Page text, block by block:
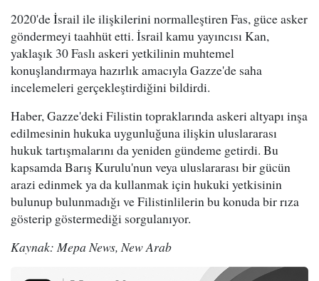
2020'de İsrail ile ilişkilerini normalleştiren Fas, güce asker
göndermeyi taahhüt etti. İsrail kamu yayıncısı Kan,
yaklaşık 30 Faslı askeri yetkilinin muhtemel
konuşlandırmaya hazırlık amacıyla Gazze'de saha
incelemeleri gerçekleştirdiğini bildirdi.
Haber, Gazze'deki Filistin topraklarında askeri altyapı inşa
edilmesinin hukuka uygunluğuna ilişkin uluslararası
hukuk tartışmalarını da yeniden gündeme getirdi. Bu
kapsamda Barış Kurulu'nun veya uluslararası bir gücün
arazi edinmek ya da kullanmak için hukuki yetkisinin
bulunup bulunmadığı ve Filistinlilerin bu konuda bir rıza
gösterip göstermediği sorgulanıyor.
Kaynak: Mepa News, New Arab